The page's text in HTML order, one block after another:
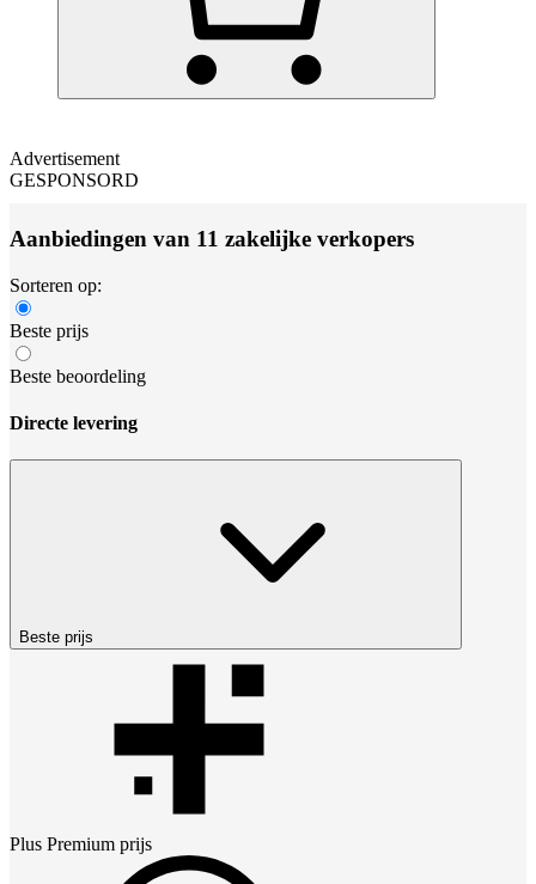
Advertisement
GESPONSORD
Aanbiedingen van 11 zakelijke verkopers
Sorteren op:
Beste prijs
Beste beoordeling
Directe levering
Beste prijs
Plus Premium prijs